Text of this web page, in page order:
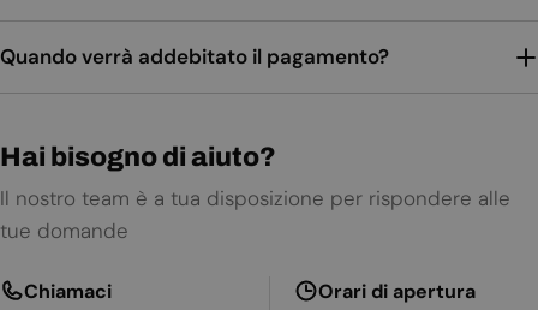
Quando verrà addebitato il pagamento?
Hai bisogno di aiuto?
Il nostro team è a tua disposizione per rispondere alle
tue domande
Chiamaci Orari di apertura